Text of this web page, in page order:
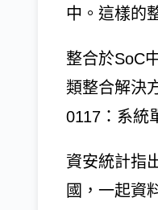
中。這樣的
整合於SoC
類整合解決
0117：系統
資安統計指
國，一起資